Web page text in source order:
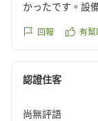
かったです。設
ます。
https://
回報 有幫
認證住客
尚無評語